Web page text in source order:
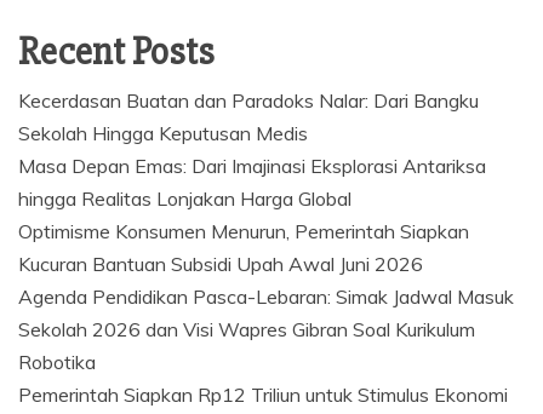
Recent Posts
Kecerdasan Buatan dan Paradoks Nalar: Dari Bangku
Sekolah Hingga Keputusan Medis
Masa Depan Emas: Dari Imajinasi Eksplorasi Antariksa
hingga Realitas Lonjakan Harga Global
Optimisme Konsumen Menurun, Pemerintah Siapkan
Kucuran Bantuan Subsidi Upah Awal Juni 2026
Agenda Pendidikan Pasca-Lebaran: Simak Jadwal Masuk
Sekolah 2026 dan Visi Wapres Gibran Soal Kurikulum
Robotika
Pemerintah Siapkan Rp12 Triliun untuk Stimulus Ekonomi